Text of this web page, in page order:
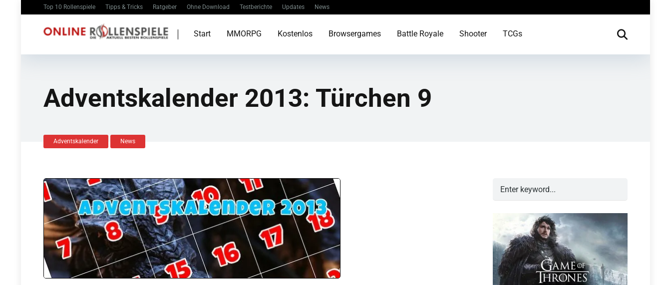
Top 10 Rollenspiele Tipps & Tricks Ratgeber Ohne Download Testberichte Updates News
Start MMORPG Kostenlos Browsergames Battle Royale Shooter TCGs
Adventskalender 2013: Türchen 9
Adventskalender News